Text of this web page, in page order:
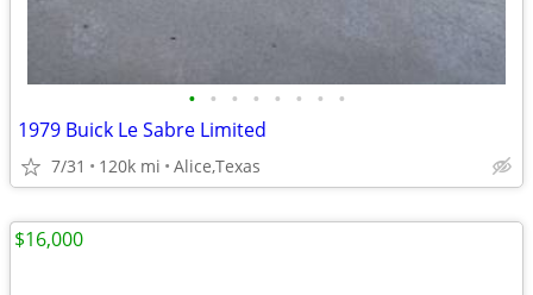
• • • • • • • •
1979 Buick Le Sabre Limited
7/31 120k mi Alice,Texas
$16,000